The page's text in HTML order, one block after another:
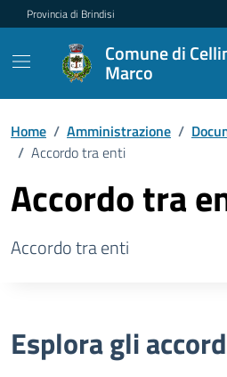
Provincia di Brindisi
Comune di
Marco
Home / Amministrazione /
/ Accordo tra enti
Accordo tra
Accordo tra enti
Esplora gli